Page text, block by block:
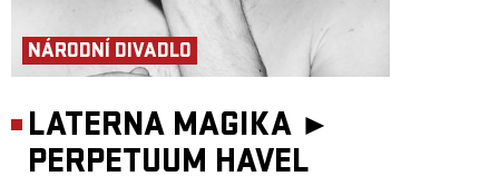
NÁRODNÍ DIVADLO
LATERNA MAGIKA ►
PERPETUUM HAVEL